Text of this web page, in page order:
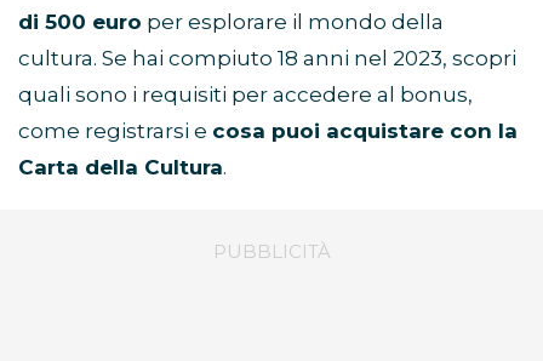
di 500 euro per esplorare il mondo della
cultura. Se hai compiuto 18 anni nel 2023, scopri
quali sono i requisiti per accedere al bonus,
come registrarsi e cosa puoi acquistare con la
Carta della Cultura.